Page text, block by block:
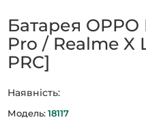
Батарея OPPO
Pro / Realme X
PRC]
Наявність:
Модель: 18117